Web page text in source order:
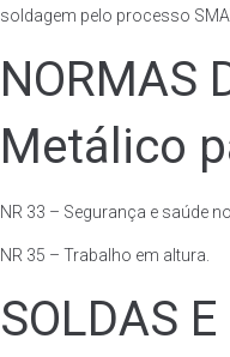
soldagem pelo processo
NORMAS
Metálico
NR 33 – Segurança e saúde
NR 35 – Trabalho em altura.
SOLDAS